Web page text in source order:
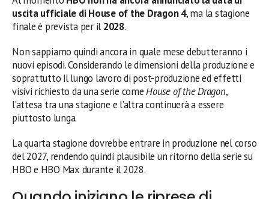
uscita ufficiale di House of the Dragon 4, ma la stagione
finale è prevista per il 2028.
Non sappiamo quindi ancora in quale mese debutteranno i
nuovi episodi. Considerando le dimensioni della produzione e
soprattutto il lungo lavoro di post-produzione ed effetti
visivi richiesto da una serie comeHouse of the Dragon,
l’attesa tra una stagione e l’altra continuerà a essere
piuttosto lunga.
La quarta stagione dovrebbe entrare in produzione nel corso
del 2027, rendendo quindi plausibile un ritorno della serie su
HBO e HBO Max durante il 2028.